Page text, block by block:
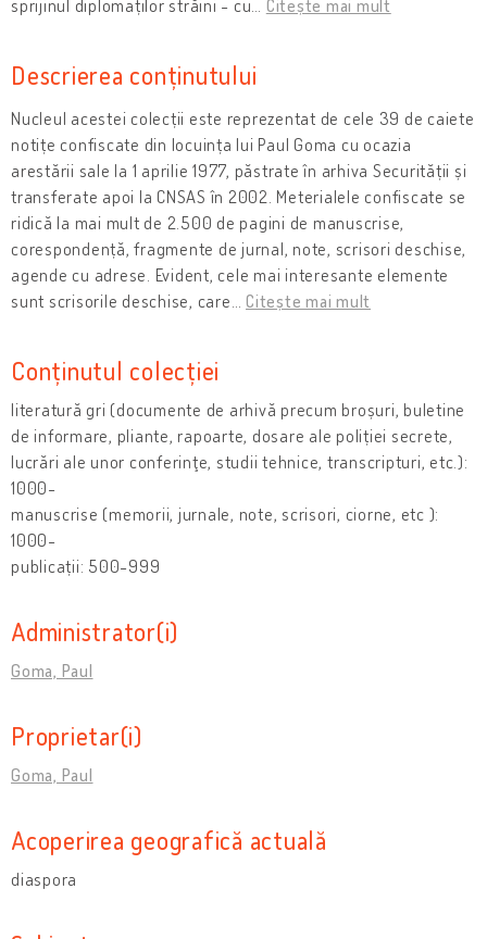
sprijinul diplomaților străini - cu
Citește mai mult
Descrierea conținutului
Nucleul acestei colecții este reprezentat de cele 39 de caiete
notițe confiscate din locuința lui Paul Goma cu ocazia
arestării sale la 1 aprilie 1977, păstrate în arhiva Securității și
transferate apoi la CNSAS în 2002. Meterialele confiscate se
ridică la mai mult de 2.500 de pagini de manuscrise,
corespondență, fragmente de jurnal, note, scrisori deschise,
agende cu adrese. Evident, cele mai interesante elemente
sunt scrisorile deschise, care
Citește mai mult
Conținutul colecției
literatură gri (documente de arhivă precum broșuri, buletine
de informare, pliante, rapoarte, dosare ale poliției secrete,
lucrări ale unor conferinţe, studii tehnice, transcripturi, etc.):
1000-
manuscrise (memorii, jurnale, note, scrisori, ciorne, etc ):
1000-
publicații: 500-999
Administrator(i)
Goma, Paul
Proprietar(i)
Goma, Paul
Acoperirea geografică actuală
diaspora